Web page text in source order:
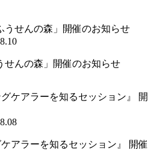
せんの森」開催のお知らせ
アラーを知るセッション』 開催